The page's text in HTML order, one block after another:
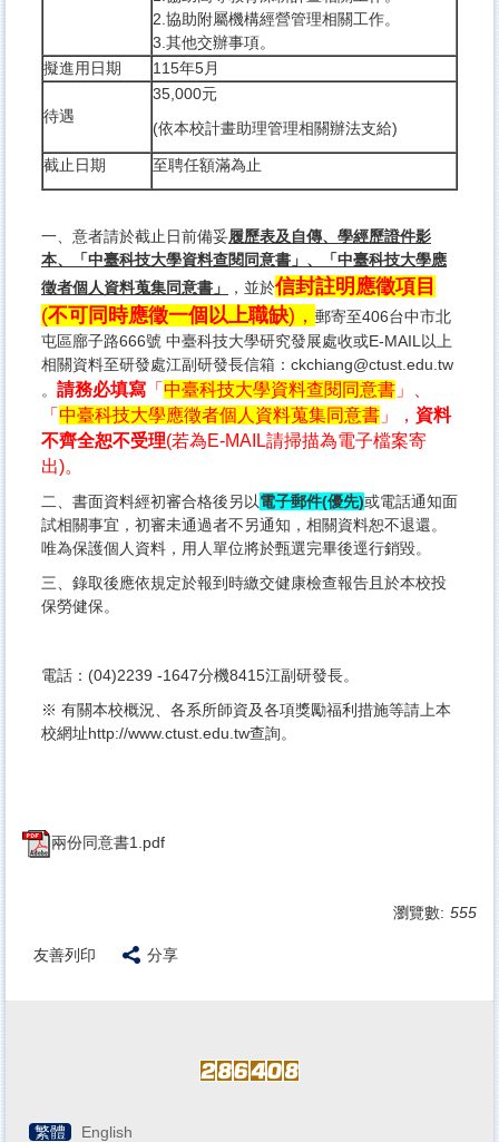
2.協助附屬機構經營管理相關工作。
3.其他交辦事項。
擬進用日期
115年5月
待遇
35,000元
(依本校計畫助理管理相關辦法支給)
截止日期 至聘任額滿為止
一、意者請於截止日前備妥履歷表及自傳、學經歷證件影
本、
「中臺科技大學資料查閱同意書」、「中臺科技大學應
徵者個人資料蒐集同意書」
，並於信封註明應徵項目
(不可同時應徵一個以上職缺)， 郵寄至406台中市北
屯區廍子路666號 中臺科技大學研究發展處收或E-MAIL以上
相關資料至研發處江副研發長信箱：ckchiang@ctust.edu.tw
。 請務必填寫 「 中臺科技大學資料查閱同意書 」、
「 中臺科技大學應徵者個人資料蒐集同意書 」， 資料
不齊全恕不受理(若為E-MAIL請掃描為電子檔案寄
出)。
二、書面資料經初審合格後另以電子郵件(優先)或電話通知面
試相關事宜，初審未通過者不另通知，相關資料恕不退還。
唯為保護個人資料，用人單位將於甄選完畢後逕行銷毀。
三、錄取後應依規定於報到時繳交健康檢查報告且於本校投
保勞健保。
電話：(04)2239 -1647分機8415江副研發長。
※ 有關本校概況、各系所師資及各項獎勵福利措施等請上本
校網址http://www.ctust.edu.tw查詢。
兩份同意書1.pdf
瀏覽數: 555
友善列印 分享
繁體 English